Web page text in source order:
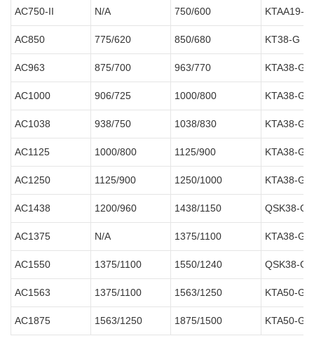
AC750-II N/A 750/600 KTAA19-
AC850 775/620 850/680 KT38-G
AC963 875/700 963/770 KTA38-G1
AC1000 906/725 1000/800 KTA38-G2
AC1038 938/750 1038/830 KTA38-
AC1125 1000/800 1125/900 KTA38-
AC1250 1125/900 1250/1000 KTA38-G4
AC1438 1200/960 1438/1150 QSK38-G5
AC1375 N/A 1375/1100 KTA38-G9
AC1550 1375/1100 1550/1240 QSK38-G4
AC1563 1375/1100 1563/1250 KTA50-G3
AC1875 1563/1250 1875/1500 KTA50-G9